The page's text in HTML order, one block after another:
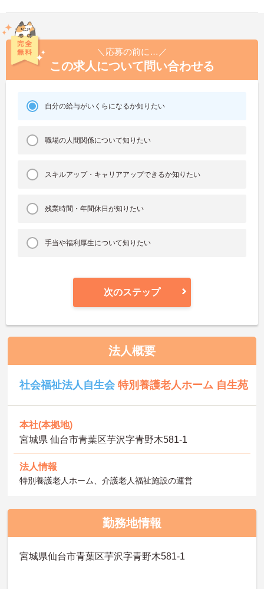
＼応募の前に…／
この求人について問い合わせる
自分の給与がいくらになるか知りたい
職場の人間関係について知りたい
スキルアップ・キャリアアップできるか知りたい
残業時間・年間休日が知りたい
手当や福利厚生について知りたい
次のステップ
法人概要
社会福祉法人自生会特別養護老人ホーム 自生苑
本社(本拠地)
宮城県 仙台市青葉区芋沢字青野木581‐1
法人情報
特別養護老人ホーム、介護老人福祉施設の運営
勤務地情報
宮城県仙台市青葉区芋沢字青野木581-1